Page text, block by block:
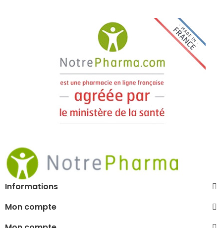
Informations
Mon compte